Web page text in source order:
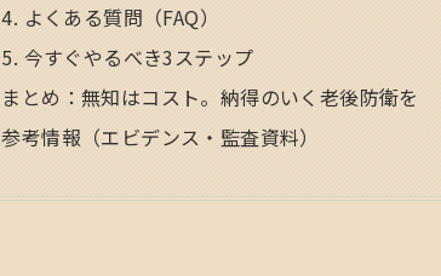
4. よくある質問（FAQ）
5. 今すぐやるべき3ステップ
まとめ：無知はコスト。納得のいく老後防衛を
参考情報（エビデンス・監査資料）